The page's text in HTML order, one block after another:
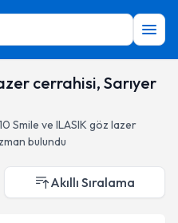
cerrahisi, Sarıyer
Smile ve ILASIK göz lazer
bulundu
Akıllı Sıralama